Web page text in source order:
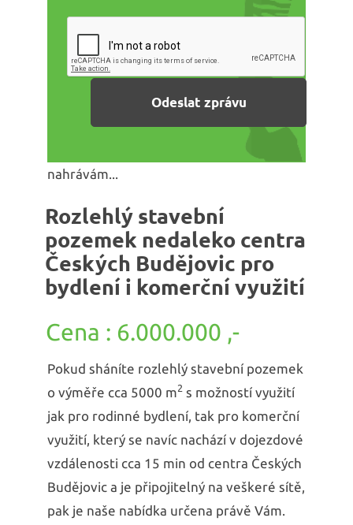
nahrávám...
Rozlehlý stavební
pozemek nedaleko centra
Českých Budějovic pro
bydlení i komerční využití
6.000.000 ,-
Pokud sháníte rozlehlý stavební pozemek
o výměře cca 5000 m2 s možností využití
jak pro rodinné bydlení, tak pro komerční
využití, který se navíc nachází v dojezdové
vzdálenosti cca 15 min od centra Českých
Budějovic a je připojitelný na veškeré sítě,
pak je naše nabídka určena právě Vám.